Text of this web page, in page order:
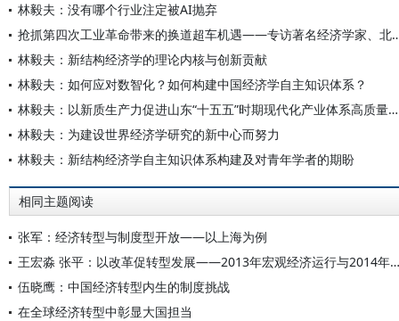
林毅夫：没有哪个行业注定被AI抛弃
抢抓第四次工业革命带来的换道超车机遇
林毅夫：新结构经济学的理论内核与创新贡献
林毅夫：如何应对数智化？如何构建中国经济学自主知识体系？
林毅夫：以新质生产力促进山东“十五五”时期现代化产业体系高质量发展
林毅夫：为建设世界经济学研究的新中心而努力
林毅夫：新结构经济学自主知识体系构建及对青年学者的期盼
相同主题阅读
张军：经济转型与制度型开放——以上海为例
王宏淼 张平：以改革促转型发展——2013年宏观经济运行与2014年展望
伍晓鹰：中国经济转型内生的制度挑战
在全球经济转型中彰显大国担当